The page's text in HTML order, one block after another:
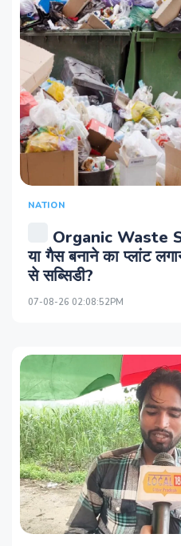
NATION
Organic Waste
या गैस बनाने का प्लांट
से सब्‍स‍िडी?
07-08-26 02:08:52PM